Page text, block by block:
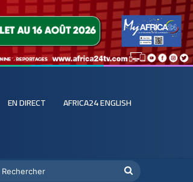
EN DIRECT AFRICA24 ENGLISH